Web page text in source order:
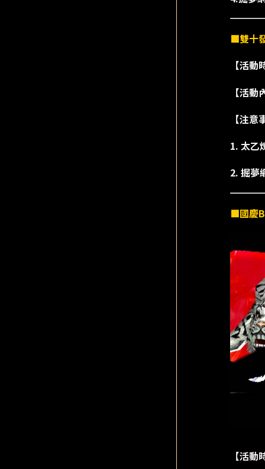
■雙十
【活
【活
【注意
1. 太乙
2. 掘夢
■國慶
【活